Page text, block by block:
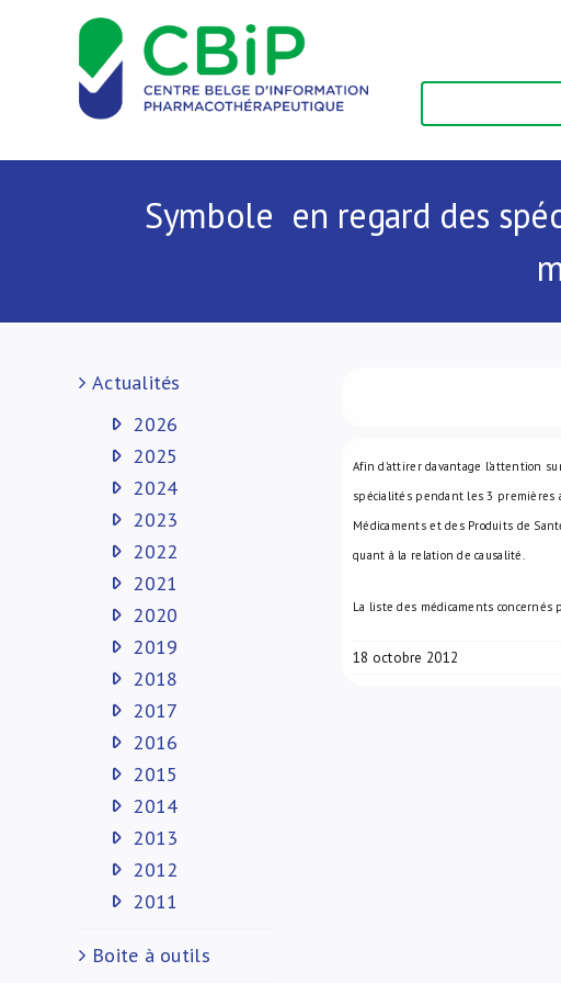
Symbole en regard des
Afin d’attirer davantage l’attention
spécialités pendant les 3 premières
Médicaments et des Produits de
quant à la relation de causalité.
La liste des médicaments concernés
18 octobre 2012
Actualités
2026
2025
2024
2023
2022
2021
2020
2019
2018
2017
2016
2015
2014
2013
2012
2011
Boite à outils